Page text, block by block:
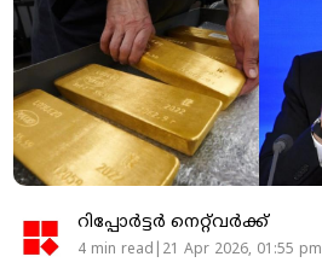
റിപ്പോർട്ടർ നെറ്റ്‌വര്‍ക്ക്‌
4 min read|21 Apr 2026, 01:55 pm